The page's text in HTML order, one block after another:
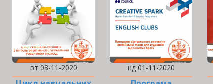
вт 03-11-2020 нд 01-11-2020